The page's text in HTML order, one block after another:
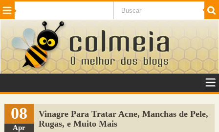
Beleza Cinema e TV
Internet Jogos NotÃ­cias SaÃºde
VeÃ­culos Adulto
Sugerir Link
Adicionar Blog
08
Apr
Vinagre Para Tratar Acne, Manchas de Pele,
Rugas, e Muito Mais